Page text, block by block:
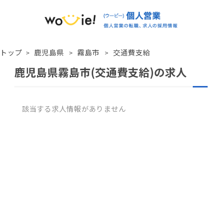
トップ 鹿児島県 霧島市 交通費支給
鹿児島県霧島市(交通費支給)の求人
該当する求人情報がありません